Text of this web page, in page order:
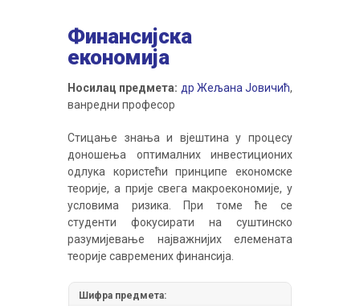
Финансијска
економија
Носилац предмета: др Жељана Јовичић,
ванредни професор
Стицање знања и вјештина у процесу
доношења оптималних инвестиционих
одлука користећи принципе економске
теорије, а прије свега макроекономије, у
условима ризика. При томе ће се
студенти фокусирати на суштинско
разумијевање најважнијих елемената
теорије савремених финансија.
Шифра предмета: